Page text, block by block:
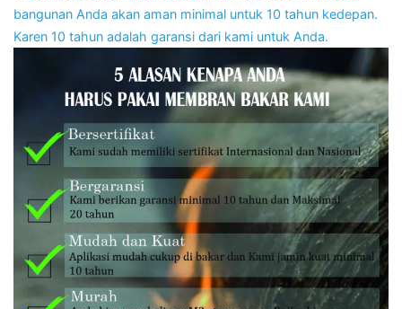
bangunan Anda akan aman minimal untuk 10 tahun kedepan.
Karen 10 tahun adalah garansi dari kami untuk Anda.